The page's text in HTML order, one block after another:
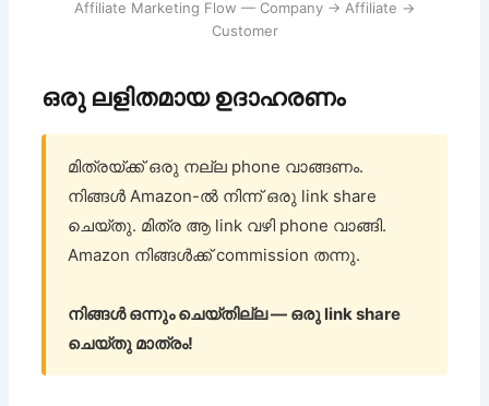
Affiliate Marketing Flow — Company → Affiliate →
Customer
ഒരു ലളിതമായ ഉദാഹരണം
മിത്രയ്ക്ക് ഒരു നല്ല phone വാങ്ങണം.
നിങ്ങൾ Amazon-ൽ നിന്ന് ഒരു link share
ചെയ്തു. മിത്ര ആ link വഴി phone വാങ്ങി.
Amazon നിങ്ങൾക്ക് commission തന്നു.
നിങ്ങൾ ഒന്നും ചെയ്തില്ല — ഒരു link share
ചെയ്തു മാത്രം!